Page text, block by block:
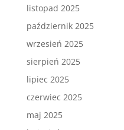
listopad 2025
październik 2025
wrzesień 2025
sierpień 2025
lipiec 2025
czerwiec 2025
maj 2025